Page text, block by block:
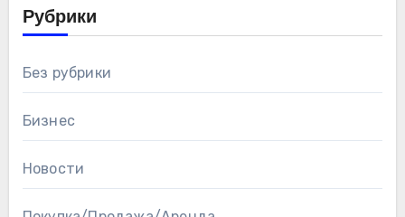
Рубрики
Без рубрики
Бизнес
Новости